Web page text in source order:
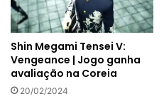
Shin Megami Tensei V:
Vengeance | Jogo ganha
avaliação na Coreia
20/02/2024